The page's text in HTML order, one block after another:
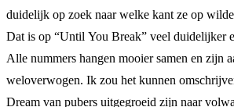
duidelijk op zoek naar welke kant ze op
Dat is op “Until You Break” veel duidelijker
Alle nummers hangen mooier samen en zijn
weloverwogen. Ik zou het kunnen
Dream van pubers uitgegroeid zijn naar